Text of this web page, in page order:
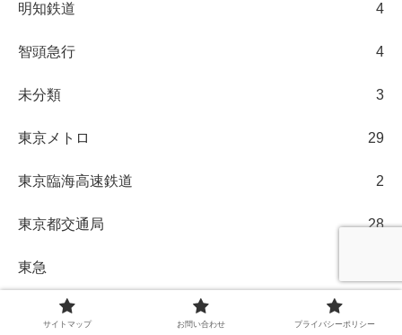
明知鉄道 4
智頭急行 4
未分類 3
東京メトロ 29
東京臨海高速鉄道 2
東京都交通局 28
東急
サイトマップ お問い合わせ プライバシーポリシー